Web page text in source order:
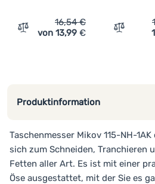
Vergleichen
16,54€
von 13,99 €
Produktinformation
Taschenmesser Mikov 115-NH-
sich zum Schneiden, Tranchieren
Fetten aller Art. Es ist mit einer
Öse ausgestattet, mit der Sie es